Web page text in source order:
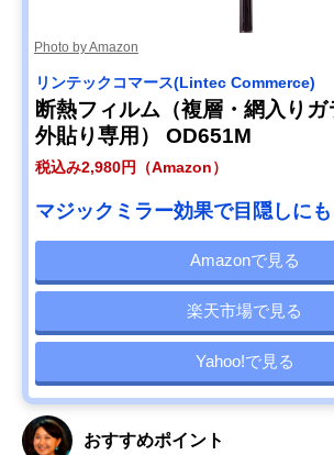
Photo by Amazon
リンテックコマース(Lintec Commerce)
断熱フィルム（複層・網入り
外貼り専用） OD651M
税込み2,980円（Amazon）
マジックミラー効果で目隠しにも
Amazonで見る
楽天市場で見る
Yahoo!で見る
おすすめポイント